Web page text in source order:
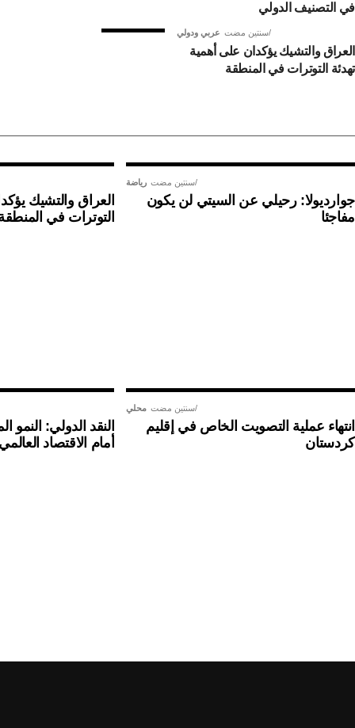
في التصنيف الدولي
عربي ودولي سنتين مضت
العراق والتشيك يؤكدان على أهمية
تهدئة التوترات في المنطقة
العراق والتشيك
التوترات في
رياضة سنتين مضت
جوارديولا: رحيلي عن السيتي لن يكون
مفاجئا
النقد الدولي:
أمام الاقتصاد
محلي سنتين مضت
انتهاء عملية التصويت الخاص في إقليم
كردستان